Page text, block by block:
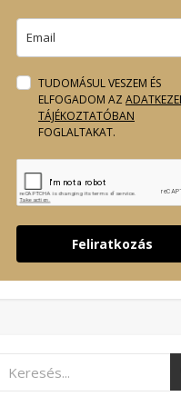
TUDOMÁSUL VESZEM ÉS
ELFOGADOM AZ
TÁJÉKOZTATÓBAN
FOGLALTAKAT.
Feliratkozás